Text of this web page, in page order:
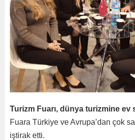
Turizm Fuarı, dünya turizmine ev
Fuara Türkiye ve Avrupa’dan çok
iştirak etti.